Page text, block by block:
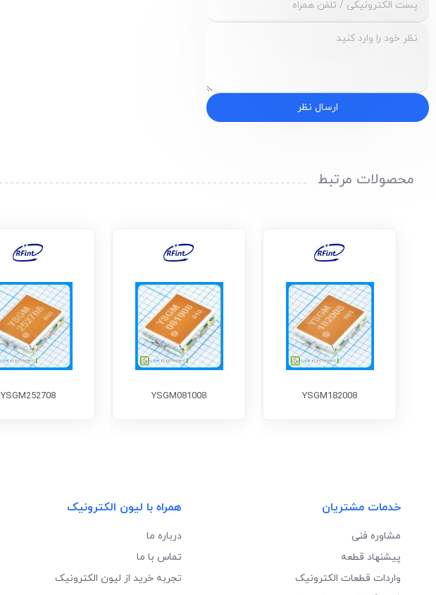
ارسال نظر
محصولات مرتبط
YSGM182008
YSGM081008
YSGM252708
خدمات مشتریان
مشاوره فنی
پیشنهاد قطعه
واردات قطعات الکترونیک
همراه با لیون الکترونیک
درباره ما
تماس با ما
تجربه خرید از لیون الکترونیک